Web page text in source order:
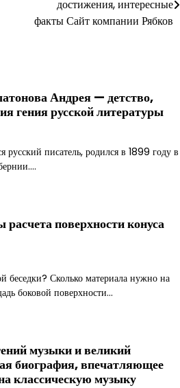
достижения, интересные
факты Сайт компании Рябков
Андрея — детство,
гения русской литературы
писатель, родился в 1899 году в
поверхности конуса
беседки? Сколько материала нужно на
боковой поверхности…
музыки и великий
биография, впечатляющее
классическую музыку